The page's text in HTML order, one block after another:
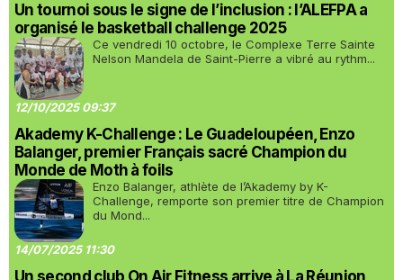
Un tournoi sous le signe de l’inclusion : l’ALEFPA a
organisé le basketball challenge 2025
Ce vendredi 10 octobre, le Complexe Terre Sainte
Nelson Mandela de Saint-Pierre a vibré au rythm...
12/10/2025 09:37
Akademy K-Challenge : Le Guadeloupéen, Enzo
Balanger, premier Français sacré Champion du
Monde de Moth à foils
Enzo Balanger, athlète de l’Akademy by K-
Challenge, remporte son premier titre de Champion
du Mond...
14/07/2025 11:30
Un second club On Air Fitness arrive à La Réunion